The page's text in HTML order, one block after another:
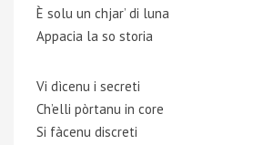
È solu un chjar’ di luna
Appacia la so storia
Vi dìcenu i secreti
Ch’elli pòrtanu in core
Si fàcenu discreti